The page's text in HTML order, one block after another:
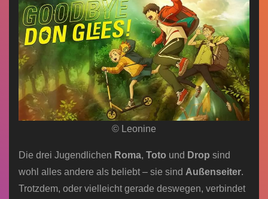
© Leonine
Die drei Jugendlichen Roma, Toto und Drop sind
wohl alles andere als beliebt – sie sind Außenseiter.
Trotzdem, oder vielleicht gerade deswegen, verbindet